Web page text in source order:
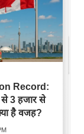
Record:
से 3 हजार से
क्या है वजह?